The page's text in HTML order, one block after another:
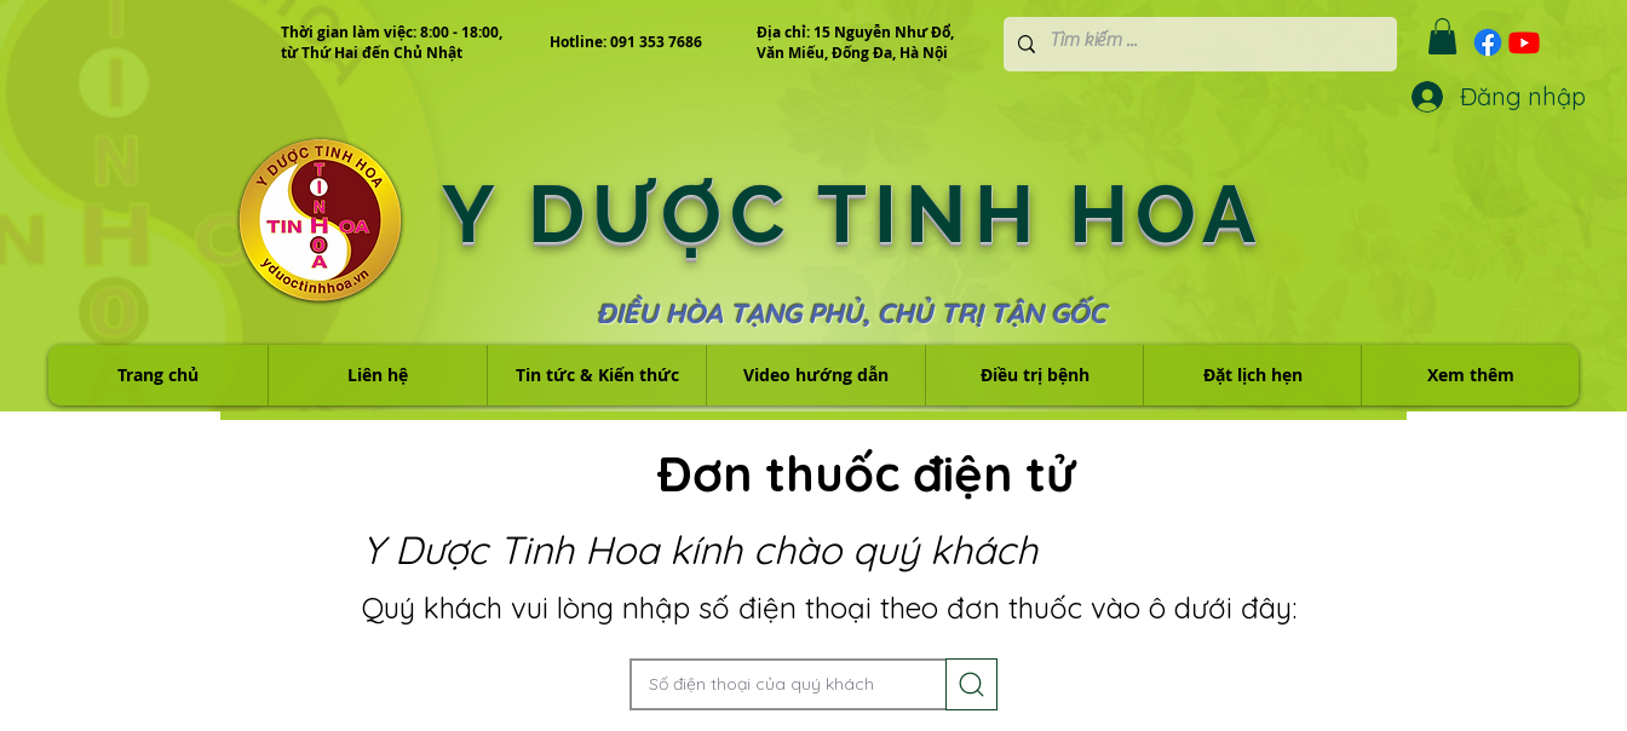
Đăng nhập
Thời gian làm việc: 8:00 - 18:00,
từ Thứ Hai đến Chủ Nhật
Hotline: 091 353 7686
Địa chỉ: 15 Nguyễn Như Đổ,
Văn Miếu, Đống Đa, Hà Nội
Y DƯỢC TINH HOA
ĐIỀU HÒA TẠNG PHỦ, CHỦ TRỊ TẬN GỐC
Trang chủ Liên hệ Tin tức & Kiến thức Video hướng dẫn Điều trị bệnh Đặt lịch hẹn Xem thêm
Đơn thuốc điện tử
Y Dược Tinh Hoa kính chào quý khách
Quý khách vui lòng nhập số điện thoại theo đơn thuốc vào ô dưới đây: